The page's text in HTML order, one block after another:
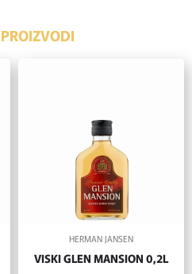
PROIZVODI
HERMAN JANSEN
VISKI GLEN MANSION 0,2L